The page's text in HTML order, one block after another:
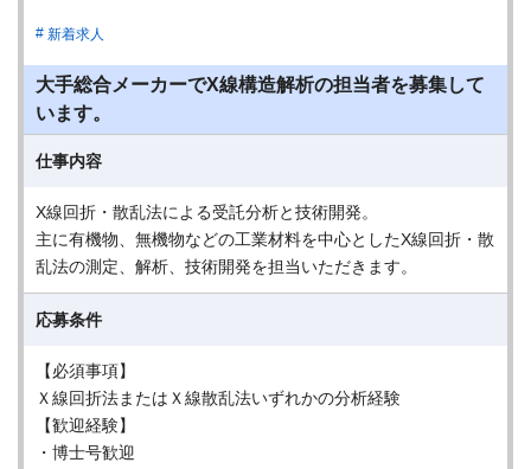
新着求人
大手総合メーカーでX線構造解析の担当者を募集して
います。
仕事内容
X線回折・散乱法による受託分析と技術開発。
主に有機物、無機物などの工業材料を中心としたX線回折・散
乱法の測定、解析、技術開発を担当いただきます。
応募条件
【必須事項】
Ｘ線回折法またはＸ線散乱法いずれかの分析経験
【歓迎経験】
・博士号歓迎